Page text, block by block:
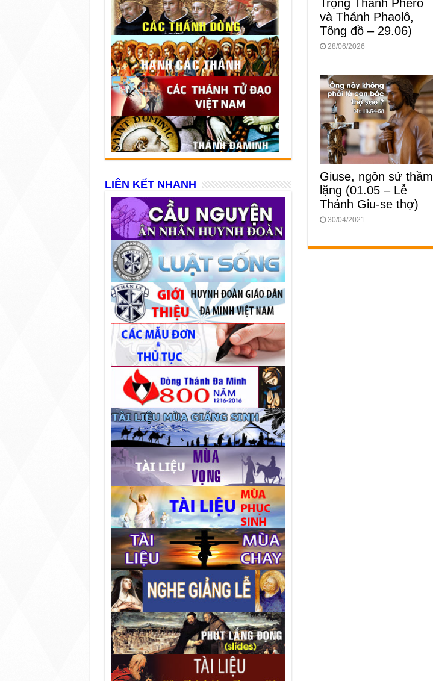
Trọng Thánh Phêrô
và Thánh Phaolô,
Tông đồ – 29.06)
28/06/2026
Giuse, ngôn sứ thầm
lặng (01.05 – Lễ
Thánh Giu-se thợ)
30/04/2021
LIÊN KẾT NHANH